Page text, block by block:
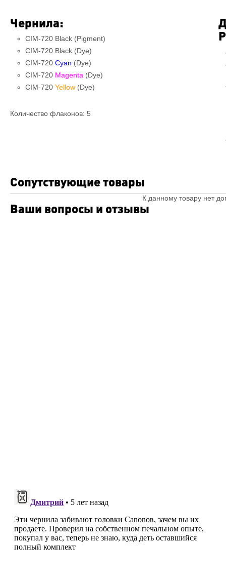
Чернила:
СIM-720 Black (Pigment)
CIM-720 Black (Dye)
СIM-720 Cyan (Dye)
СIM-720 Magenta (Dye)
СIM-720 Yellow (Dye)
Количество флаконов: 5
Сопутствующие товары
К данному товару нет
Ваши вопросы и отзывы